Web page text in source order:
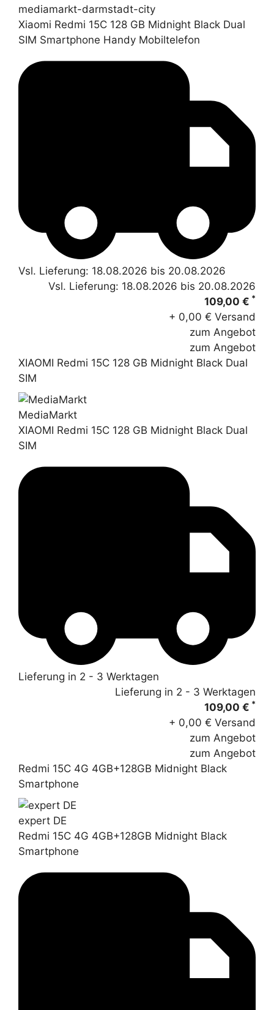
mediamarkt-darmstadt-city
Xiaomi Redmi 15C 128 GB Midnight Black Dual
SIM Smartphone Handy Mobiltelefon
Vsl. Lieferung: 18.08.2026 bis 20.08.2026
Vsl. Lieferung: 18.08.2026 bis 20.08.2026
109,00 € *
+ 0,00 € Versand
zum Angebot
zum Angebot
XIAOMI Redmi 15C 128 GB Midnight Black Dual
SIM
MediaMarkt
XIAOMI Redmi 15C 128 GB Midnight Black Dual
SIM
Lieferung in 2 - 3 Werktagen
Lieferung in 2 - 3 Werktagen
109,00 € *
+ 0,00 € Versand
zum Angebot
zum Angebot
Redmi 15C 4G 4GB+128GB Midnight Black
Smartphone
expert DE
Redmi 15C 4G 4GB+128GB Midnight Black
Smartphone